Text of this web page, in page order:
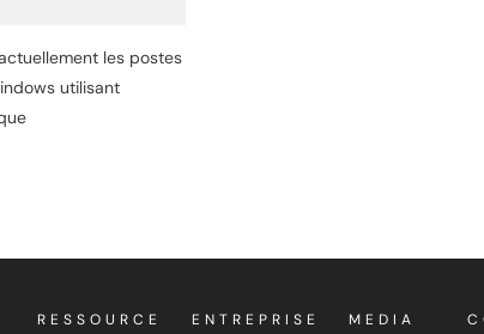
les postes
utilisant
RESSOURCE
ENTREPRISE MEDIA